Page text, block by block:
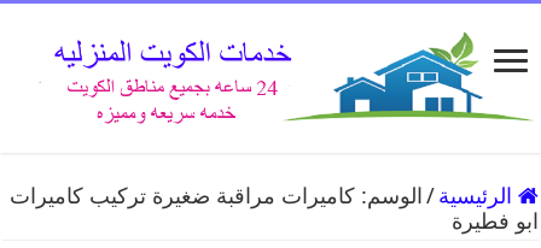
الرئيسية / الوسم:كاميرات مراقبة ضغيرة تركيب كاميرات
ابو فطيرة